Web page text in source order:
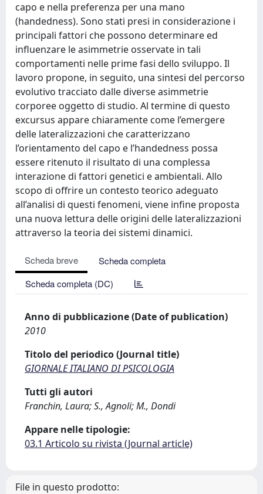
capo e nella preferenza per una mano
(handedness). Sono stati presi in considerazione i
principali fattori che possono determinare ed
influenzare le asimmetrie osservate in tali
comportamenti nelle prime fasi dello sviluppo. Il
lavoro propone, in seguito, una sintesi del percorso
evolutivo tracciato dalle diverse asimmetrie
corporee oggetto di studio. Al termine di questo
excursus appare chiaramente come l’emergere
delle lateralizzazioni che caratterizzano
l’orientamento del capo e l’handedness possa
essere ritenuto il risultato di una complessa
interazione di fattori genetici e ambientali. Allo
scopo di offrire un contesto teorico adeguato
all’analisi di questi fenomeni, viene infine proposta
una nuova lettura delle origini delle lateralizzazioni
attraverso la teoria dei sistemi dinamici.
Scheda breve
Scheda completa
Scheda completa (DC)
Anno di pubblicazione (Date of publication)
2010
Titolo del periodico (Journal title)
GIORNALE ITALIANO DI PSICOLOGIA
Tutti gli autori
Franchin, Laura; S., Agnoli; M., Dondi
Appare nelle tipologie:
03.1 Articolo su rivista (Journal article)
File in questo prodotto: